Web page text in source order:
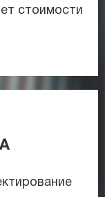
стоимости